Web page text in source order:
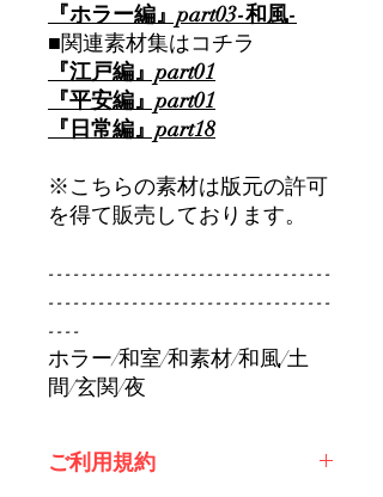
『ホラー編』part03-和風-
■関連素材集はコチラ
『江戸編』part01
『平安編』part01
『日常編』part18
※こちらの素材は版元の許可
を得て販売しております。
----------------------------------
----------------------------------
----
ホラー/和室/和素材/和風/土
間/玄関/夜
ご利用規約